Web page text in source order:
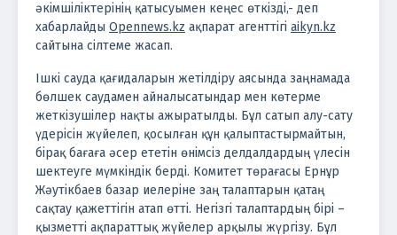
әкімшіліктерінің қатысуымен кеңес өткізді,- деп
хабарлайды Opennews.kz ақпарат агенттігі aikyn.kz
сайтына сілтеме жасап.
Ішкі сауда қағидаларын жетілдіру аясында заңнамада
бөлшек саудамен айналысатындар мен көтерме
жеткізушілер нақты ажыратылды. Бұл сатып алу-сату
үдерісін жүйелеп, қосылған құн қалыптастырмайтын,
бірақ бағаға әсер ететін өнімсіз делдалдардың үлесін
шектеуге мүмкіндік берді. Комитет төрағасы Ернұр
Жәутікбаев базар иелеріне заң талаптарын қатаң
сақтау қажеттігін атап өтті. Негізгі талаптардың бірі –
қызметті ақпараттық жүйелер арқылы жүргізу. Бұл